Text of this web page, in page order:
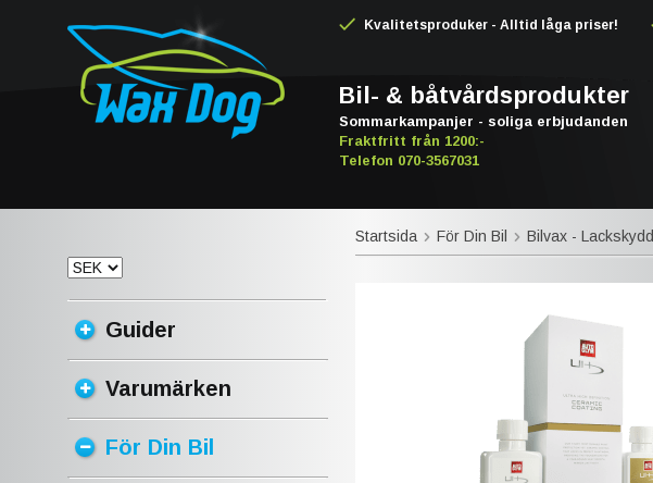
Kvalitetsproduker - Alltid låga priser!
Bil- & båtvårdsprodukter
Sommarkampanjer - soliga erbjudanden
Fraktfritt från 1200:-
Telefon 070-3567031
Guider
Varumärken
För Din Bil
Startsida För Din Bil Bilvax - Lackskydd